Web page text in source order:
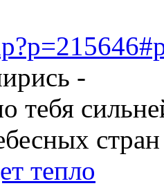
-
тебя
стран
тепло